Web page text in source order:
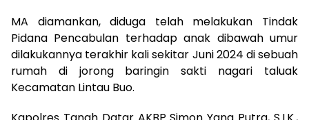
MA diamankan, diduga telah melakukan Tindak
Pidana Pencabulan terhadap anak dibawah umur
dilakukannya terakhir kali sekitar Juni 2024 di sebuah
rumah di jorong baringin sakti nagari taluak
Kecamatan Lintau Buo.